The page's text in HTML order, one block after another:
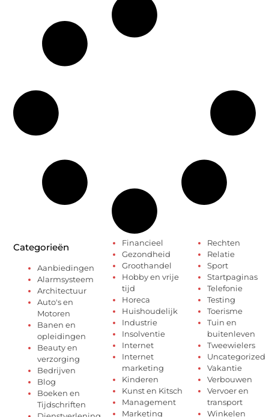
Categorieën
Aanbiedingen
Alarmsysteem
Architectuur
Auto's en
Motoren
Banen en
opleidingen
Beauty en
verzorging
Bedrijven
Blog
Boeken en
Tijdschriften
Financieel
Gezondheid
Groothandel
Hobby en vrije
tijd
Horeca
Huishoudelijk
Industrie
Insolventie
Internet
Internet
marketing
Kinderen
Kunst en Kitsch
Management
Marketing
Rechten
Relatie
Sport
Startpaginas
Telefonie
Testing
Toerisme
Tuin en
buitenleven
Tweewielers
Uncategorized
Vakantie
Verbouwen
Vervoer en
transport
Winkelen